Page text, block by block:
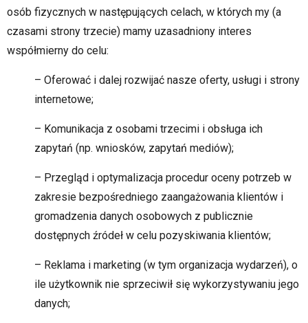
osób fizycznych w następujących celach, w których my (a
czasami strony trzecie) mamy uzasadniony interes
współmierny do celu:
– Oferować i dalej rozwijać nasze oferty, usługi i strony
internetowe;
– Komunikacja z osobami trzecimi i obsługa ich
zapytań (np. wniosków, zapytań mediów);
– Przegląd i optymalizacja procedur oceny potrzeb w
zakresie bezpośredniego zaangażowania klientów i
gromadzenia danych osobowych z publicznie
dostępnych źródeł w celu pozyskiwania klientów;
– Reklama i marketing (w tym organizacja wydarzeń), o
ile użytkownik nie sprzeciwił się wykorzystywaniu jego
danych;